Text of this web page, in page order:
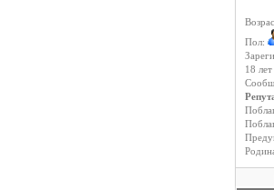
Пол:
18